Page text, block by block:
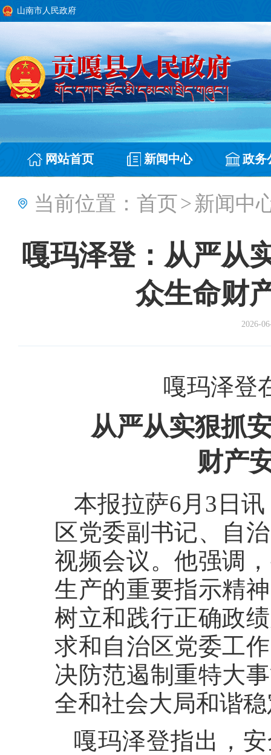
山南市人民政府
网站首页 新闻中心 政务
当前位置： 首页>新闻中
嘎玛泽登：从严从
众生命财
2026-
嘎玛泽登
从严从实狠抓
财产
本报拉萨6月3日
区党委副书记、自
视频会议。他强调
生产的重要指示精
树立和践行正确政
求和自治区党委工
决防范遏制重特大
全和社会大局和谐
嘎玛泽登指出，